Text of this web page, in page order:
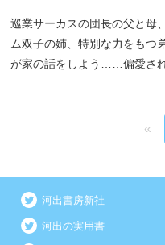
巡業サーカスの団長の父と母
ム双子の姉、特別な力をもつ
が家の話をしよう……偏愛され
«
河出書房新社
河出の実用書